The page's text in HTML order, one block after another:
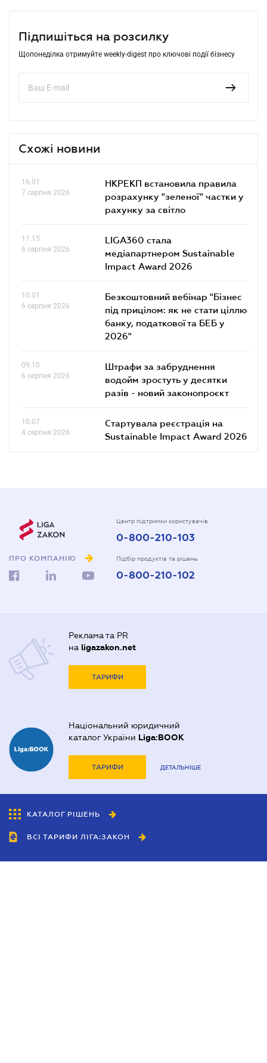
Підпишіться на розсилку
Щопонеділка отримуйте weekly-digest про ключові події бізнесу
Схожі новини
16.01
7 серпня 2026
НКРЕКП встановила правила
розрахунку "зеленої" частки у
рахунку за світло
11.15
6 серпня 2026
LIGA360 стала
медіапартнером Sustainable
Impact Award 2026
10.01
6 серпня 2026
Безкоштовний вебінар "Бізнес
під прицілом: як не стати ціллю
банку, податкової та БЕБ у
2026"
09.10
6 серпня 2026
Штрафи за забруднення
водойм зростуть у десятки
разів - новий законопроєкт
10.07
4 серпня 2026
Стартувала реєстрація на
Sustainable Impact Award 2026
ПРО КОМПАНІЮ
Центр підтримки користувачів
0-800-210-103
Підбір продуктів та рішень
0-800-210-102
Реклама та PR
на ligazakon.net
ТАРИФИ
Національний юридичний
каталог України Liga:BOOK
ТАРИФИ ДЕТАЛЬНІШЕ
КАТАЛОГ РІШЕНЬ
ВСІ ТАРИФИ ЛІГА:ЗАКОН